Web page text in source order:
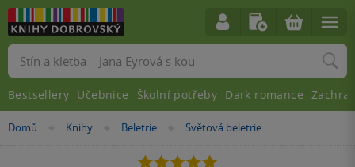
Nacházíte
Domů »
Knihy »
Beletrie »
Světová beletrie
5.0
Vyhledávání
Bestsellery Učebnice Školní potřeby Dark romance